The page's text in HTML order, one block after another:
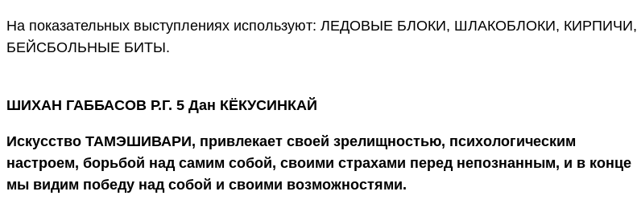
На показательных выступлениях используют: ЛЕДОВЫЕ БЛОКИ, ШЛАКОБЛОКИ, КИРПИЧИ,
БЕЙСБОЛЬНЫЕ БИТЫ.
ШИХАН ГАББАСОВ Р.Г. 5 Дан КЁКУСИНКАЙ
Искусство ТАМЭШИВАРИ, привлекает своей зрелищностью, психологическим
настроем, борьбой над самим собой, своими страхами перед непознанным, и в конце
мы видим победу над собой и своими возможностями.